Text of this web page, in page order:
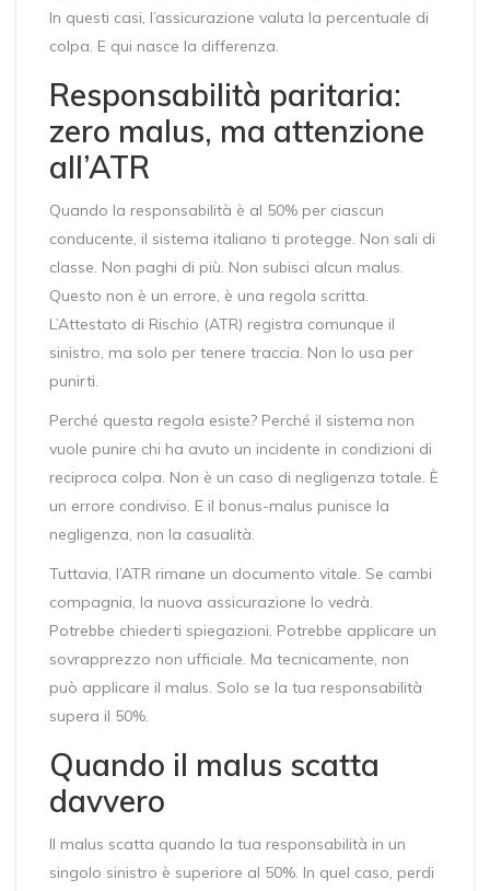
In questi casi, l’assicurazione valuta la percentuale di
colpa. E qui nasce la differenza.
Responsabilità paritaria:
zero malus, ma attenzione
all’ATR
Quando la responsabilità è al 50% per ciascun
conducente, il sistema italiano ti protegge. Non sali di
classe. Non paghi di più. Non subisci alcun malus.
Questo non è un errore, è una regola scritta.
L’Attestato di Rischio (ATR) registra comunque il
sinistro, ma solo per tenere traccia. Non lo usa per
punirti.
Perché questa regola esiste? Perché il sistema non
vuole punire chi ha avuto un incidente in condizioni di
reciproca colpa. Non è un caso di negligenza totale. È
un errore condiviso. E il bonus-malus punisce la
negligenza, non la casualità.
Tuttavia, l’ATR rimane un documento vitale. Se cambi
compagnia, la nuova assicurazione lo vedrà.
Potrebbe chiederti spiegazioni. Potrebbe applicare un
sovrapprezzo non ufficiale. Ma tecnicamente, non
può applicare il malus. Solo se la tua responsabilità
supera il 50%.
Quando il malus scatta
davvero
Il malus scatta quando la tua responsabilità in un
singolo sinistro è superiore al 50%. In quel caso, perdi